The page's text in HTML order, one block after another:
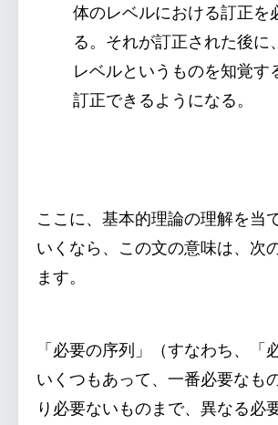
体のレベルにおける訂正を
る。それが訂正された後に
レベルというものを知覚す
訂正できるようになる。
ここに、基本的理論の理解を当
いくなら、この文の意味は、次
ます。
「必要の序列」（すなわち、「
いくつもあって、一番必要なも
り必要ないものまで、異なる必